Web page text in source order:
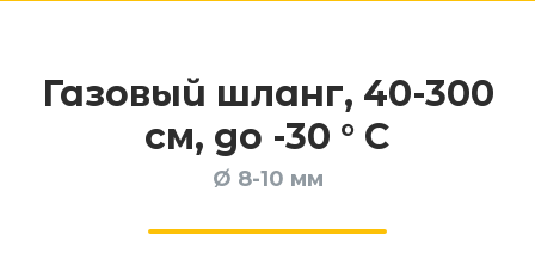
Газовый шланг, 40-300
см, до -30 ° C
Ø 8-10 мм